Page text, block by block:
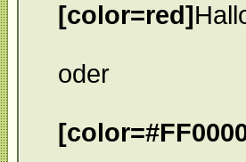
[color=red]
oder